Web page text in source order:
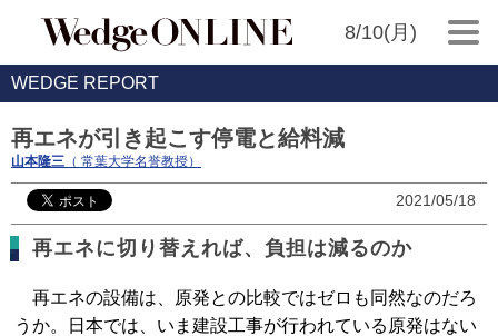
8/10(月)
WEDGE REPORT
再エネが引き起こす停電と給料減
山本隆三 （ 常葉大学名誉教授）
2021/05/18
再エネに切り替えれば、負担は減るのか
再エネの設備は、原発との比較ではゼロも同然なのだろ
うか。日本では、いま建設工事が行われている原発はない